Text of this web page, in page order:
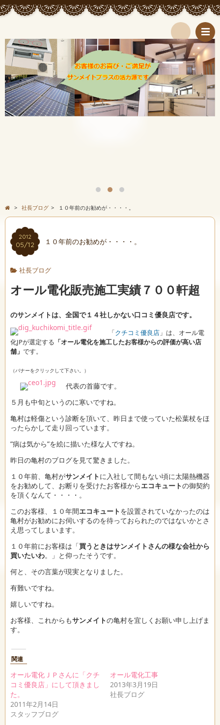
検
索
> 社長ブログ > １０年前のお勧めが・・・・。
2012
05/12 １０年前のお勧めが・・・・。
社長ブログ
オール電化販売施工実績７００軒超
のサンメイトは、全国で１４社しかない口コミ優良店です。
「クチコミ優良店 」は、オール電
化JPが選定する 「オール電化を施工したお客様からの評価が高い店
舗」 です。
（バナーをクリックして下さい。）
代表の首藤です。
５月も中旬というのに寒いですね。
亀村は軽傷という診断を頂いて、昨日まで使っていた松葉杖をほ
ったらかして走り回っています。
”病は気から”を絵に描いた様な人ですね。
昨日の亀村のブログを見て驚きました。
１０年前、亀村がサンメイトに入社して間もない頃に太陽熱機器
をお勧めして、お断りを受けたお客様からエコキュートの御契約
を頂くなんて・・・・。
このお客様、１０年間エコキュートを設置されていなかったのは
亀村がお勧めにお伺いするのを待っておられたのではないかとさ
え思ってしまいます。
１０年前にお客様は「買うときはサンメイトさんの様な会社から
買いたいわ。」と仰ったそうです。
何と、その言葉が現実となりました。
有難いですね。
嬉しいですね。
お客様、これからもサンメイトの亀村を宜しくお願い申し上げま
す。
関連
オール電化ＪＰさんに「クチ
コミ優良店」にして頂きまし
た。
2011年2月14日
スタッフブログ
オール電化工事
2013年3月19日
社長ブログ